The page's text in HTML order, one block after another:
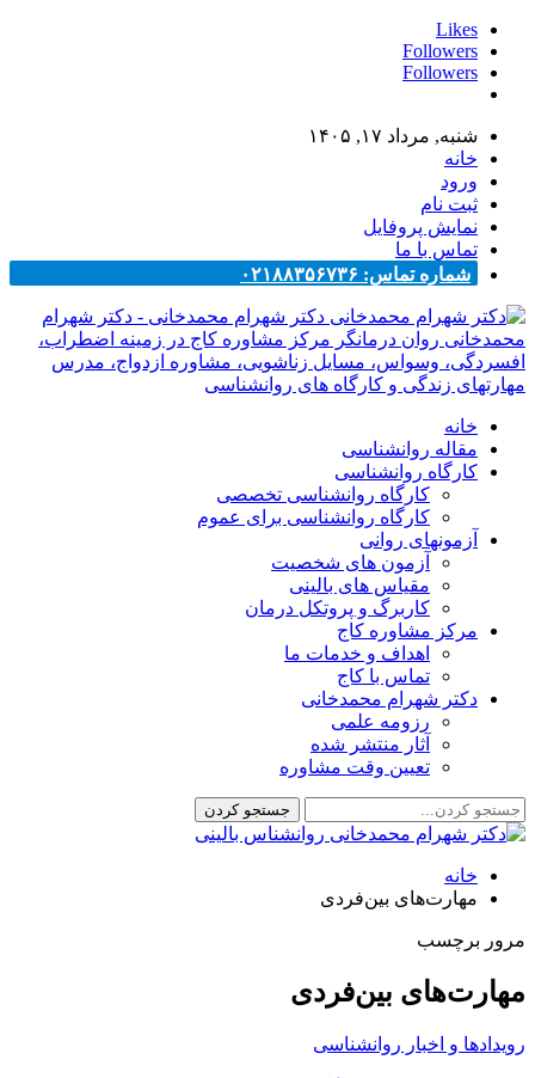
Likes
Followers
Followers
شنبه, مرداد ۱۷, ۱۴۰۵
خانه
ورود
ثبت نام
نمایش پروفایل
تماس با ما
شماره تماس: ۰۲۱۸۸۳۵۶۷۳۶
دکتر شهرام محمدخانی - دکتر شهرام
محمدخانی روان درمانگر مرکز مشاوره کاج در زمینه اضطراب،
افسردگی، وسواس، مسایل زناشویی، مشاوره ازدواج، مدرس
مهارتهای زندگی و کارگاه های روانشناسی
خانه
مقاله روانشناسی
کارگاه روانشناسی
کارگاه روانشناسی تخصصی
کارگاه روانشناسی برای عموم
آزمونهای روانی
آزمون های شخصیت
مقیاس های بالینی
کاربرگ و پروتکل درمان
مرکز مشاوره کاج
اهداف و خدمات ما
تماس با کاج
دکتر شهرام محمدخانی
رزومه علمی
آثار منتشر شده
تعیین وقت مشاوره
خانه
مهارت‌های بین‌فردی
مرور برچسب
مهارت‌های بین‌فردی
رویدادها و اخبار روانشناسی